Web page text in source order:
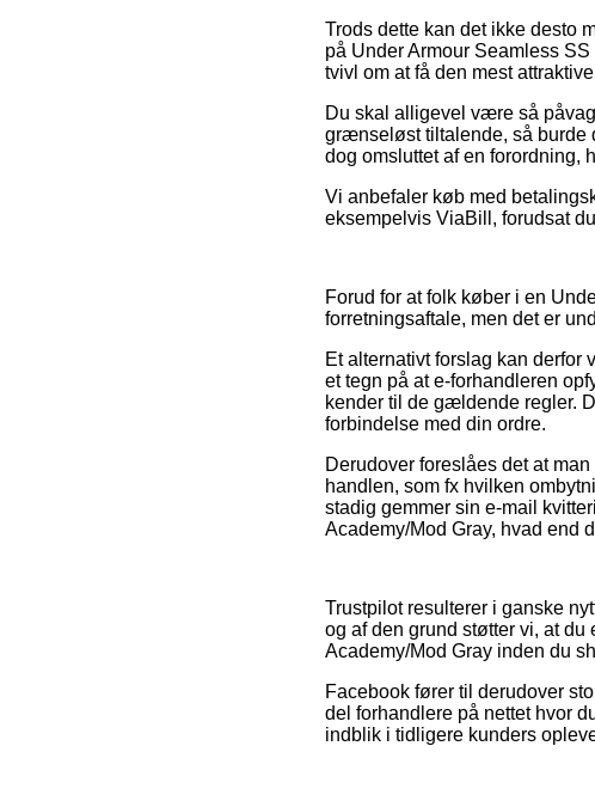
Trods dette kan det ikke desto
på Under Armour Seamless
tvivl om at få den mest
Du skal alligevel være så
grænseløst tiltalende, så burde
dog omsluttet af en forordning,
Vi anbefaler køb med
eksempelvis ViaBill, forudsat
Forud for at folk køber i en
forretningsaftale, men det er
Et alternativt forslag kan
et tegn på at e-forhandleren
kender til de gældende regler.
forbindelse med din ordre.
Derudover foreslåes det at
handlen, som fx hvilken
stadig gemmer sin e-mail
Academy/Mod Gray, hvad end
Trustpilot resulterer i ganske
og af den grund støtter vi, at
Academy/Mod Gray inden du
Facebook fører til derudover
del forhandlere på nettet hvor
indblik i tidligere kunders